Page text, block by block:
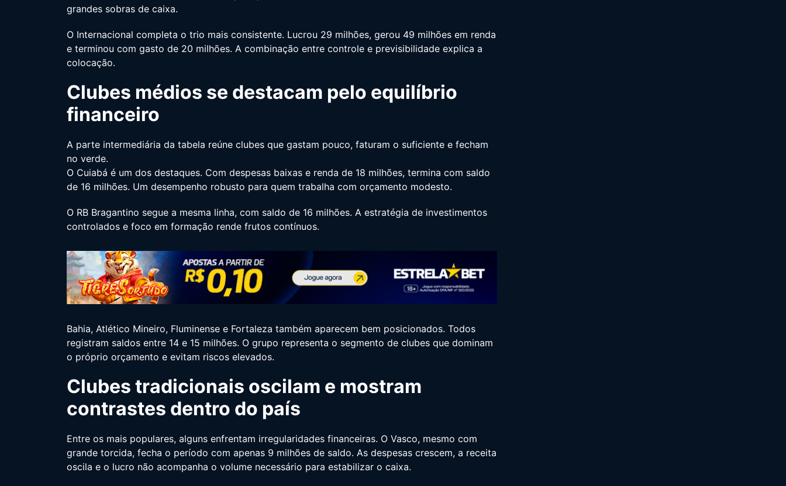
grandes sobras de caixa.
O Internacional completa o trio mais consistente. Lucrou 29 milhões, gerou 49 milhões em renda
e terminou com gasto de 20 milhões. A combinação entre controle e previsibilidade explica a
colocação.
Clubes médios se destacam pelo equilíbrio
financeiro
A parte intermediária da tabela reúne clubes que gastam pouco, faturam o suficiente e fecham
no verde.
O Cuiabá é um dos destaques. Com despesas baixas e renda de 18 milhões, termina com saldo
de 16 milhões. Um desempenho robusto para quem trabalha com orçamento modesto.
O RB Bragantino segue a mesma linha, com saldo de 16 milhões. A estratégia de investimentos
controlados e foco em formação rende frutos contínuos.
Bahia, Atlético Mineiro, Fluminense e Fortaleza também aparecem bem posicionados. Todos
registram saldos entre 14 e 15 milhões. O grupo representa o segmento de clubes que dominam
o próprio orçamento e evitam riscos elevados.
Clubes tradicionais oscilam e mostram
contrastes dentro do país
Entre os mais populares, alguns enfrentam irregularidades financeiras. O Vasco, mesmo com
grande torcida, fecha o período com apenas 9 milhões de saldo. As despesas crescem, a receita
oscila e o lucro não acompanha o volume necessário para estabilizar o caixa.